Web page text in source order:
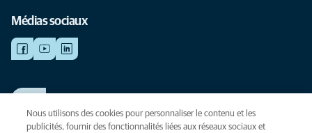
Médias sociaux
Voir nos offres d'emploi
Nous utilisons des cookies pour personnaliser le contenu et les
publicités, fournir des fonctionnalités liées aux réseaux sociaux et